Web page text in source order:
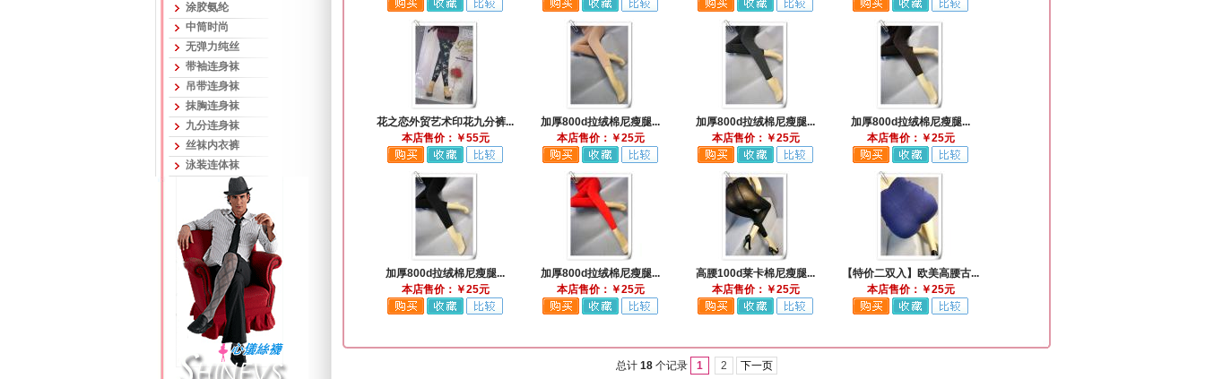
涂胶氨纶
中筒时尚
无弹力纯丝
带袖连身袜
吊带连身袜
抹胸连身袜
九分连身袜
丝袜内衣裤
泳装连体袜
花之恋外贸艺术印花九分裤...
本店售价：￥55元
加厚800d拉绒棉尼瘦腿...
本店售价：￥25元
加厚800d拉绒棉尼瘦腿...
本店售价：￥25元
加厚800d拉绒棉尼瘦腿...
本店售价：￥25元
加厚800d拉绒棉尼瘦腿...
本店售价：￥25元
加厚800d拉绒棉尼瘦腿...
本店售价：￥25元
高腰100d莱卡棉尼瘦腿...
本店售价：￥25元
【特价二双入】欧美高腰古...
本店售价：￥25元
总计 18个记录 1 2 下一页